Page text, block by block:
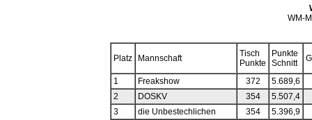
WM-
Platz Mannschaft
Tisch
Punkte
Punkte
Schnitt
1 Freakshow 372
5.689,6
2
DOSKV 354
5.507,4
3
die Unbestechlichen 354
5.396,9